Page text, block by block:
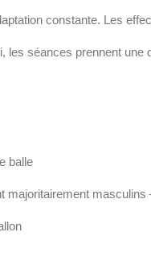
constante. Les
les séances prennent une
balle